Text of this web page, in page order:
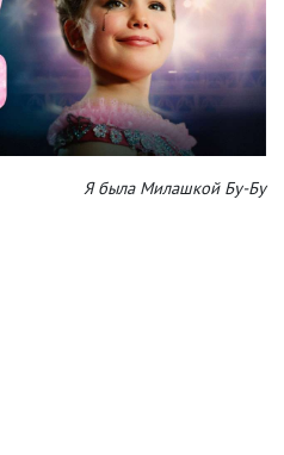
Я была Милашкой Бу-Бу